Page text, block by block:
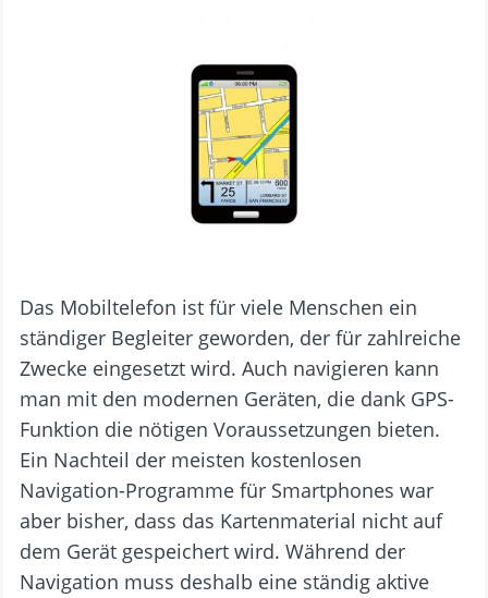
Das Mobiltelefon ist für viele Menschen ein
ständiger Begleiter geworden, der für zahlreiche
Zwecke eingesetzt wird. Auch navigieren kann
man mit den modernen Geräten, die dank GPS-
Funktion die nötigen Voraussetzungen bieten.
Ein Nachteil der meisten kostenlosen
Navigation-Programme für Smartphones war
aber bisher, dass das Kartenmaterial nicht auf
dem Gerät gespeichert wird. Während der
Navigation muss deshalb eine ständig aktive